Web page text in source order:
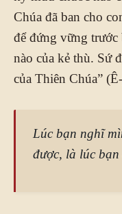
Chúa đã ban cho
để đứng vững
nào của kẻ thù. Sứ
của Thiên Chúa”
Lúc bạn nghĩ
được, là lúc bạn